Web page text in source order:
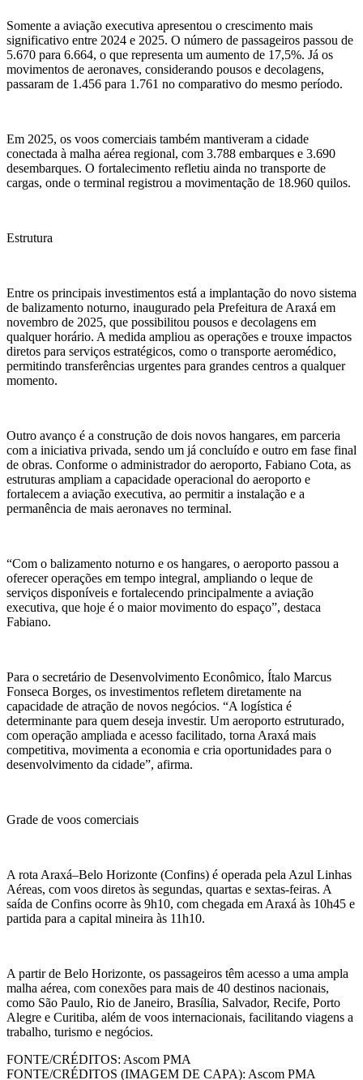
Somente a aviação executiva apresentou o crescimento mais
significativo entre 2024 e 2025. O número de passageiros passou de
5.670 para 6.664, o que representa um aumento de 17,5%. Já os
movimentos de aeronaves, considerando pousos e decolagens,
passaram de 1.456 para 1.761 no comparativo do mesmo período.
Em 2025, os voos comerciais também mantiveram a cidade
conectada à malha aérea regional, com 3.788 embarques e 3.690
desembarques. O fortalecimento refletiu ainda no transporte de
cargas, onde o terminal registrou a movimentação de 18.960 quilos.
Estrutura
Entre os principais investimentos está a implantação do novo sistema
de balizamento noturno, inaugurado pela Prefeitura de Araxá em
novembro de 2025, que possibilitou pousos e decolagens em
qualquer horário. A medida ampliou as operações e trouxe impactos
diretos para serviços estratégicos, como o transporte aeromédico,
permitindo transferências urgentes para grandes centros a qualquer
momento.
Outro avanço é a construção de dois novos hangares, em parceria
com a iniciativa privada, sendo um já concluído e outro em fase final
de obras. Conforme o administrador do aeroporto, Fabiano Cota, as
estruturas ampliam a capacidade operacional do aeroporto e
fortalecem a aviação executiva, ao permitir a instalação e a
permanência de mais aeronaves no terminal.
“Com o balizamento noturno e os hangares, o aeroporto passou a
oferecer operações em tempo integral, ampliando o leque de
serviços disponíveis e fortalecendo principalmente a aviação
executiva, que hoje é o maior movimento do espaço”, destaca
Fabiano.
Para o secretário de Desenvolvimento Econômico, Ítalo Marcus
Fonseca Borges, os investimentos refletem diretamente na
capacidade de atração de novos negócios. “A logística é
determinante para quem deseja investir. Um aeroporto estruturado,
com operação ampliada e acesso facilitado, torna Araxá mais
competitiva, movimenta a economia e cria oportunidades para o
desenvolvimento da cidade”, afirma.
Grade de voos comerciais
A rota Araxá–Belo Horizonte (Confins) é operada pela Azul Linhas
Aéreas, com voos diretos às segundas, quartas e sextas-feiras. A
saída de Confins ocorre às 9h10, com chegada em Araxá às 10h45 e
partida para a capital mineira às 11h10.
A partir de Belo Horizonte, os passageiros têm acesso a uma ampla
malha aérea, com conexões para mais de 40 destinos nacionais,
como São Paulo, Rio de Janeiro, Brasília, Salvador, Recife, Porto
Alegre e Curitiba, além de voos internacionais, facilitando viagens a
trabalho, turismo e negócios.
FONTE/CRÉDITOS: Ascom PMA
FONTE/CRÉDITOS (IMAGEM DE CAPA): Ascom PMA